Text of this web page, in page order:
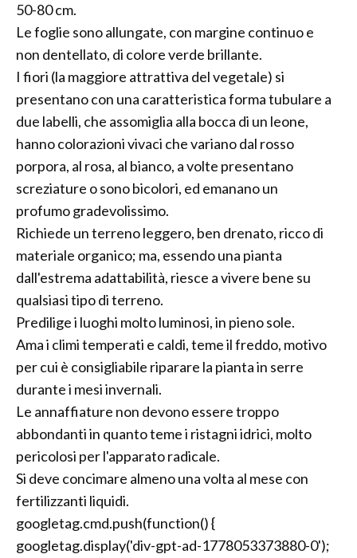
50-80 cm.
Le foglie sono allungate, con margine continuo e
non dentellato, di colore verde brillante.
I fiori (la maggiore attrattiva del vegetale) si
presentano con una caratteristica forma tubulare a
due labelli, che assomiglia alla bocca di un leone,
hanno colorazioni vivaci che variano dal rosso
porpora, al rosa, al bianco, a volte presentano
screziature o sono bicolori, ed emanano un
profumo gradevolissimo.
Richiede un terreno leggero, ben drenato, ricco di
materiale organico; ma, essendo una pianta
dall'estrema adattabilità, riesce a vivere bene su
qualsiasi tipo di terreno.
Predilige i luoghi molto luminosi, in pieno sole.
Ama i climi temperati e caldi, teme il freddo, motivo
per cui è consigliabile riparare la pianta in serre
durante i mesi invernali.
Le annaffiature non devono essere troppo
abbondanti in quanto teme i ristagni idrici, molto
pericolosi per l'apparato radicale.
Si deve concimare almeno una volta al mese con
fertilizzanti liquidi.
googletag.cmd.push(function() {
googletag.display('div-gpt-ad-1778053373880-0');